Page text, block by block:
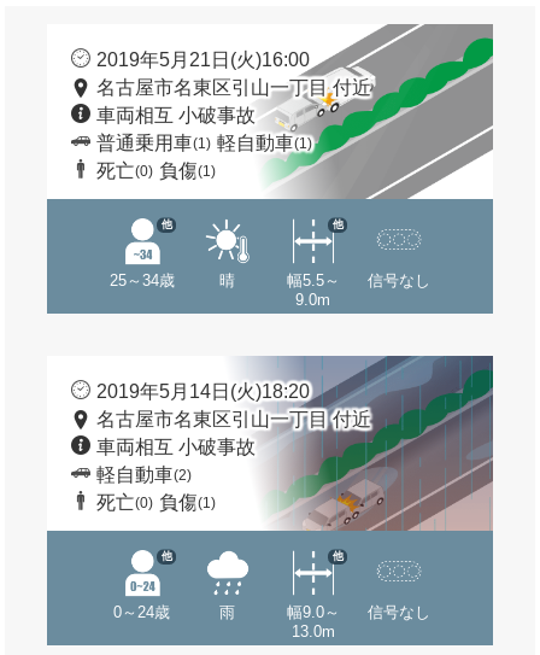
2019年5月21日(火)16:00
名古屋市名東区引山一丁目 付近
車両相互 小破事故
普通乗用車(1) 軽自動車(1)
死亡(0) 負傷(1)
25～34歳
他
晴
幅5.5～
9.0m
他
信号なし
2019年5月14日(火)18:20
名古屋市名東区引山一丁目 付近
車両相互 小破事故
軽自動車(2)
死亡(0) 負傷(1)
0～24歳
他
雨
幅9.0～
13.0m
他
信号なし